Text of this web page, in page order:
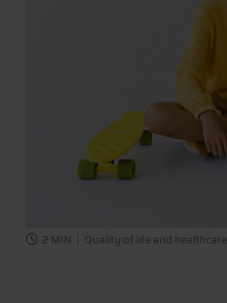
2 MIN Quality of life and healthcare